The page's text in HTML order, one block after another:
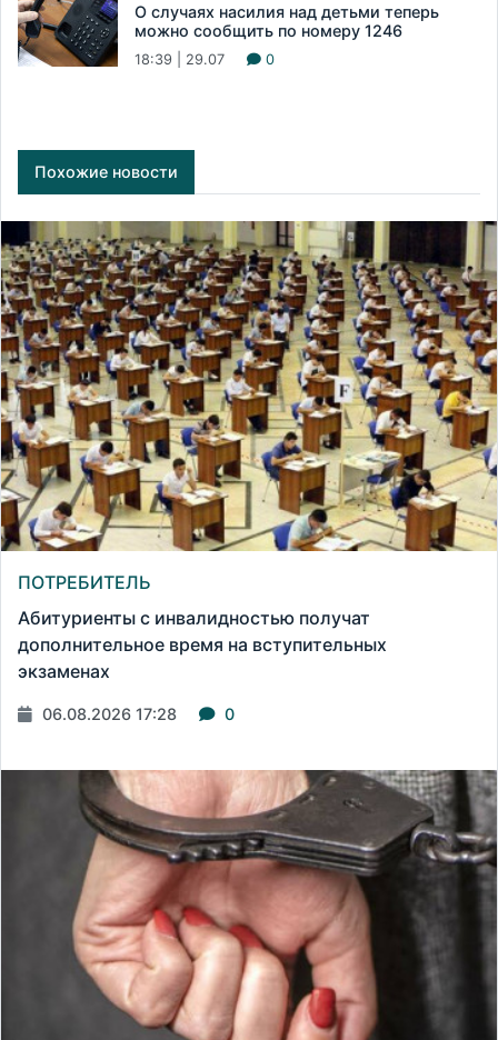
О случаях насилия над детьми теперь
можно сообщить по номеру 1246
18:39 | 29.07 0
Похожие новости
ПОТРЕБИТЕЛЬ
Абитуриенты с инвалидностью получат
дополнительное время на вступительных
экзаменах
06.08.2026 17:28 0